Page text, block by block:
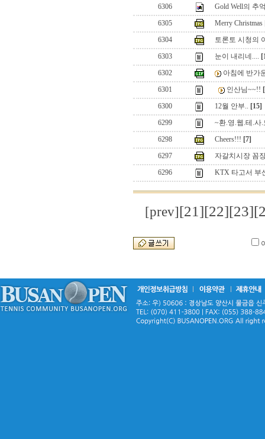
6306
Gold Well의 추
6305
Merry Christmas
6304
토론토 시청의
6303
눈이 내리네....
6302
아침에 반가
6301
인산님~~!!
6300
12월 안부.. [15]
6299
~환.영.웹.테.사
6298
Cheers!!! [7]
6297
자갈치시장 꼼
6296
KTX 타고서 부
[prev][21][22][23]